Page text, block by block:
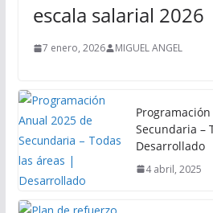
escala salarial 2026
7 enero, 2026 MIGUEL ANGEL
Secundaria –
Desarrollado
4 abril, 2025